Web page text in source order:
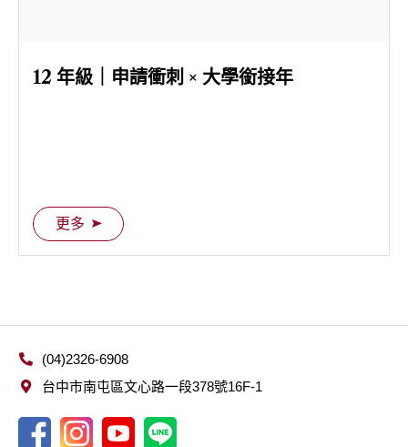
12 年級｜申請衝刺 × 大學銜接年
更多
(04)2326-6908
台中市南屯區文心路一段378號16F-1